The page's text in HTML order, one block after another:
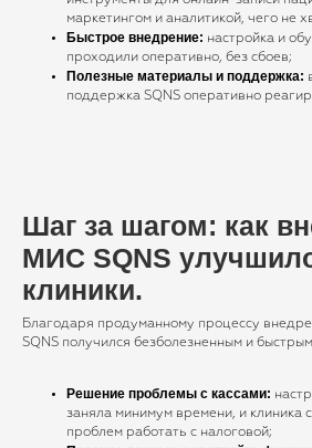
маркетингом и аналитикой, чего не
Быстрое внедрение: настройка и
проходили оперативно, без сбоев;
Полезные материалы и поддержка:
поддержка SQNS оперативно
Шаг за шагом: как
МИС SQNS
клиники.
Благодаря продуманному процессу
SQNS получился безболезненным и
Решение проблемы с кассами:
заняла минимум времени, и клиника
проблем работать с налоговой;
Запустила работу системы SQNS в
Полина
внедрения
ВОЗМОЖНОСТИ